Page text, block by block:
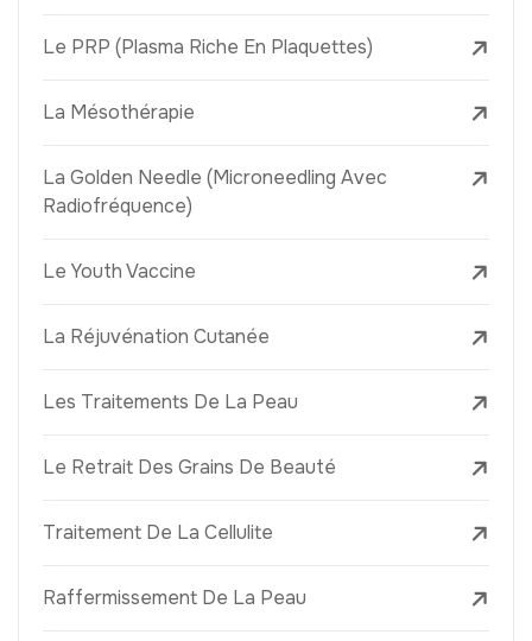
Le PRP (Plasma Riche En Plaquettes)
La Mésothérapie
La Golden Needle (Microneedling Avec
Radiofréquence)
Le Youth Vaccine
La Réjuvénation Cutanée
Les Traitements De La Peau
Le Retrait Des Grains De Beauté
Traitement De La Cellulite
Raffermissement De La Peau